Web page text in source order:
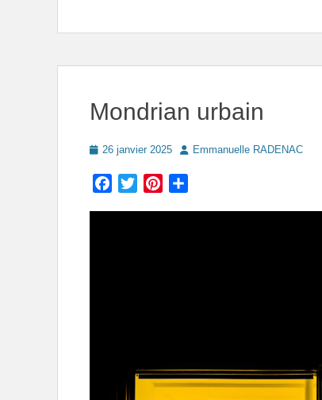
Mondrian urbain
Posted
26 janvier 2025 AuthorEmmanuelle RADENAC
Facebook
TwitterPinterest